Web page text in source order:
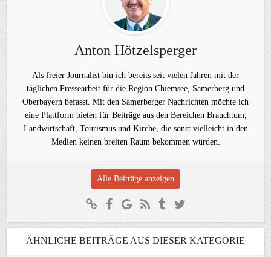
Anton Hötzelsperger
Als freier Journalist bin ich bereits seit vielen Jahren mit der
täglichen Pressearbeit für die Region Chiemsee, Samerberg und
Oberbayern befasst. Mit den Samerberger Nachrichten möchte ich
eine Plattform bieten für Beiträge aus den Bereichen Brauchtum,
Landwirtschaft, Tourismus und Kirche, die sonst vielleicht in den
Medien keinen breiten Raum bekommen würden.
Alle Beiträge anzeigen
ÄHNLICHE BEITRÄGE AUS DIESER KATEGORIE